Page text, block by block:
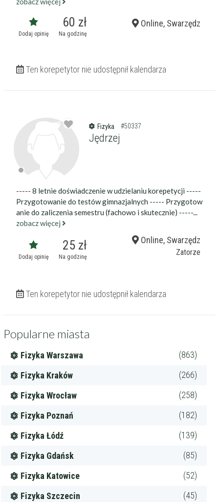
Dodaj opinię
60 zł
Na godzinę
Online, Swarzędz
Ten korepetytor nie udostępnił kalendarza
Fizyka #50337
Jędrzej
----- 8 letnie doświadczenie w udzielaniu korepetycji -----
Przygotowanie do testów gimnazjalnych ----- Przygotow
anie do zaliczenia semestru (fachowo i skutecznie) -----...
zobacz więcej
Dodaj opinię
25 zł
Na godzinę
Online, Swarzędz
Zatorze
Ten korepetytor nie udostępnił kalendarza
Popularne miasta
Fizyka Warszawa (863)
Fizyka Kraków (266)
Fizyka Wrocław (258)
Fizyka Poznań (182)
Fizyka Łódź (139)
Fizyka Gdańsk (85)
Fizyka Katowice (52)
Fizyka Szczecin (45)